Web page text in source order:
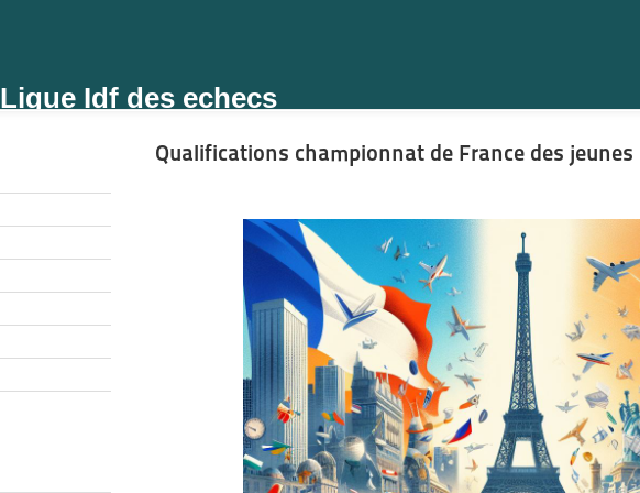
Ligue Idf des echecs
Qualifications championnat de France des jeunes